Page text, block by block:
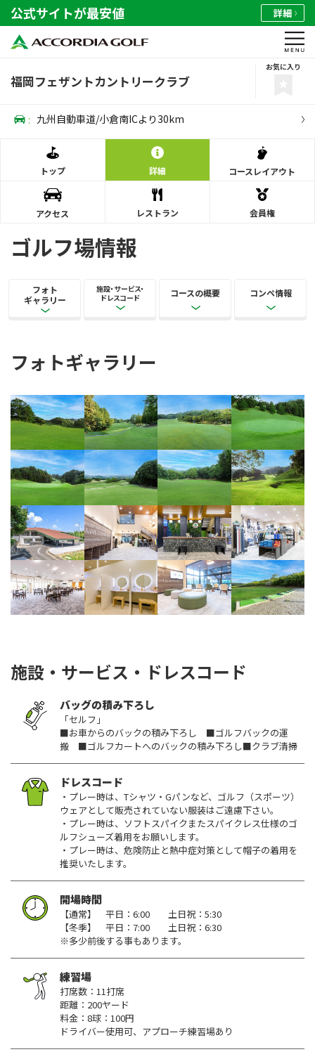
公式サイトが最安値 詳細
福岡フェザントカントリークラブ
お気に入り
: 九州自動車道/小倉南ICより30km
トップ 詳細 コースレイアウト
アクセス レストラン 会員権
ゴルフ場情報
フォト
ギャラリー
施設・サービス・
ドレスコード
コースの概要 コンペ情報
フォトギャラリー
施設・サービス・ドレスコード
バッグの積み下ろし
「セルフ」
■お車からのバックの積み下ろし ■ゴルフバックの運
搬 ■ゴルフカートへのバックの積み下ろし■クラブ清掃
ドレスコード
・プレー時は、Tシャツ・Gパンなど、ゴルフ（スポーツ）
ウェアとして販売されていない服装はご遠慮下さい。
・プレー時は、ソフトスパイクまたスパイクレス仕様のゴ
ルフシューズ着用をお願いします。
・プレー時は、危険防止と熱中症対策として帽子の着用を
推奨いたします。
開場時間
【通常】 平日：6:00 土日祝：5:30
【冬季】 平日：7:00 土日祝：6:30
※多少前後する事もあります。
練習場
打席数：11打席
距離：200ヤード
料金：8球：100円
ドライバー使用可、アプローチ練習場あり